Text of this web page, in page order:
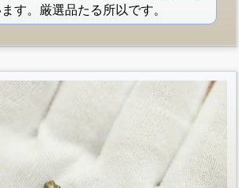
す。厳選品たる所以です。